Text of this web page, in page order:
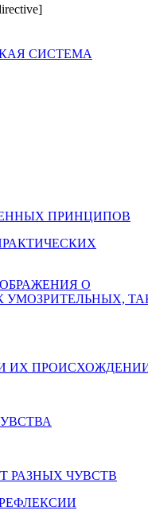
СИСТЕМА
ПРИНЦИПОВ
О
И ИХ
РАЗНЫХ ЧУВСТВ
РЕФЛЕКСИИ